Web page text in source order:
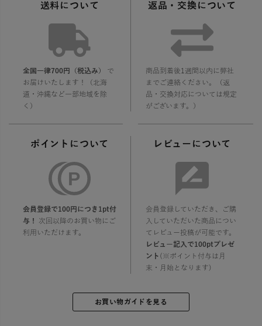
送料について
全国一律700円（税込み）
で
お届けいたします！（北海
道・沖縄など一部地域を除
く）
返品・交換について
商品到着後1週間以内に弊社
までご連絡ください。（返
品・交換対応については規定
がございます。）
ポイントについて
会員登録で100円につき1pt付
与！
次回以降のお買い物にご
利用いただけます。
レビューについて
会員登録していただき、ご購
入していただいた商品につい
てレビュー投稿が可能です。
レビュー記入で100ptプレゼ
ント (※ポイント付与は月
末・月始となります)
お買い物ガイドを見る